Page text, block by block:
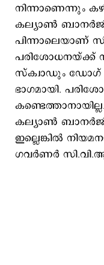
നിന്നാണെന്നും
കല്യാണ്‍
പിന്നാലെയാണ്
പരിശോധനയ്ക്ക്
സ്ക്വാഡും ഡോഗ്
ഭാഗമായി.
കല്യാണ്‍
ഇല്ലെങ്കില്‍
ഗവര്‍ണര്‍